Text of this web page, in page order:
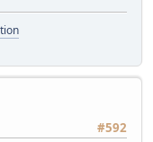
#592